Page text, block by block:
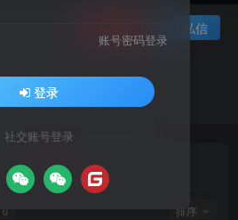
私信
3 论坛0 论坛
0 排序
账号密码登录
登录
社交账号登录